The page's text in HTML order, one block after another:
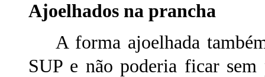
Ajoelhados na prancha
A forma ajoelhada
SUP e não poderia ficar sem